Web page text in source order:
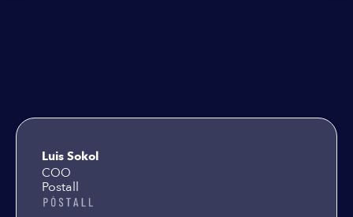
Luis Sokol
COO
Postall